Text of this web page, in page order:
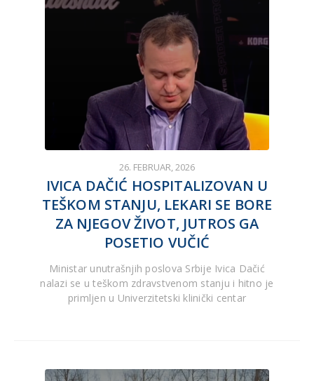
26. FEBRUAR, 2026
IVICA DAČIĆ HOSPITALIZOVAN U
TEŠKOM STANJU, LEKARI SE BORE
ZA NJEGOV ŽIVOT, JUTROS GA
POSETIO VUČIĆ
Ministar unutrašnjih poslova Srbije Ivica Dačić
nalazi se u teškom zdravstvenom stanju i hitno je
primljen u Univerzitetski klinički centar